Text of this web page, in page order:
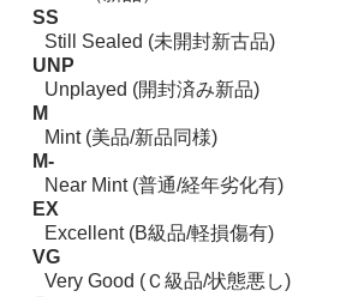
SS
Still Sealed (未開封新古品)
UNP
Unplayed (開封済み新品)
M
Mint (美品/新品同様)
M-
Near Mint (普通/経年劣化有)
EX
Excellent (B級品/軽損傷有)
VG
Very Good (Ｃ級品/状態悪し)